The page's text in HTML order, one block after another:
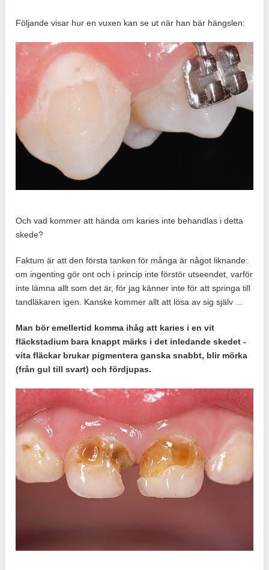
Följande visar hur en vuxen kan se ut när han bär hängslen:
Och vad kommer att hända om karies inte behandlas i detta
skede?
Faktum är att den första tanken för många är något liknande:
om ingenting gör ont och i princip inte förstör utseendet, varför
inte lämna allt som det är, för jag känner inte för att springa till
tandläkaren igen. Kanske kommer allt att lösa av sig själv ...
Man bör emellertid komma ihåg att karies i en vit
fläckstadium bara knappt märks i det inledande skedet -
vita fläckar brukar pigmentera ganska snabbt, blir mörka
(från gul till svart) och fördjupas.